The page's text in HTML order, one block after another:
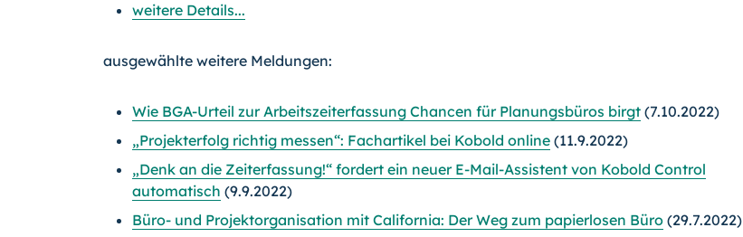
weitere Details...
ausgewählte weitere Meldungen:
Wie BGA-Urteil zur Arbeitszeiterfassung Chancen für Planungsbüros birgt (7.10.2022)
„Projekterfolg richtig messen“: Fachartikel bei Kobold online (11.9.2022)
„Denk an die Zeiterfassung!“ fordert ein neuer E-Mail-Assistent von Kobold Control
automatisch (9.9.2022)
Büro- und Projektorganisation mit California: Der Weg zum papierlosen Büro (29.7.2022)